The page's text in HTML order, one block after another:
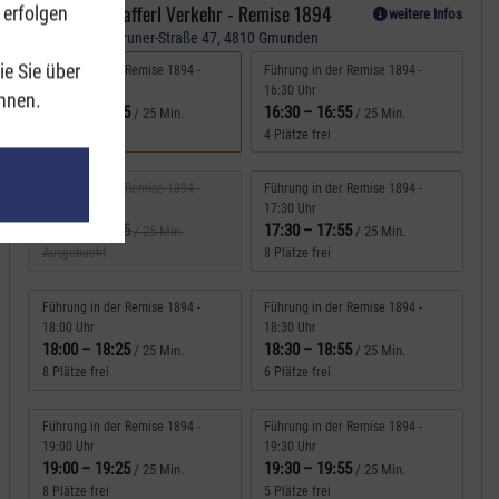
09 Stern & Hafferl Verkehr - Remise 1894 weitere Infos
Alois-Kaltenbruner-Straße 47, 4810 Gmunden
Führung in der Remise 1894 -
16:25 / 25 Min.
Führung in der Remise 1894 -
16:30 Uhr
16:30 – 16:55 / 25 Min.
4 Plätze frei
Führung in der Remise 1894 -
17:25/ 25 Min.
Ausgebucht
Führung in der Remise 1894 -
17:30 Uhr
17:30 – 17:55 / 25 Min.
8 Plätze frei
Führung in der Remise 1894 -
18:00 Uhr
18:00 – 18:25 / 25 Min.
8 Plätze frei
Führung in der Remise 1894 -
18:30 Uhr
18:30 – 18:55 / 25 Min.
6 Plätze frei
Führung in der Remise 1894 -
19:00 Uhr
19:00 – 19:25 / 25 Min.
8 Plätze frei
Führung in der Remise 1894 -
19:30 Uhr
19:30 – 19:55 / 25 Min.
5 Plätze frei
Sie über